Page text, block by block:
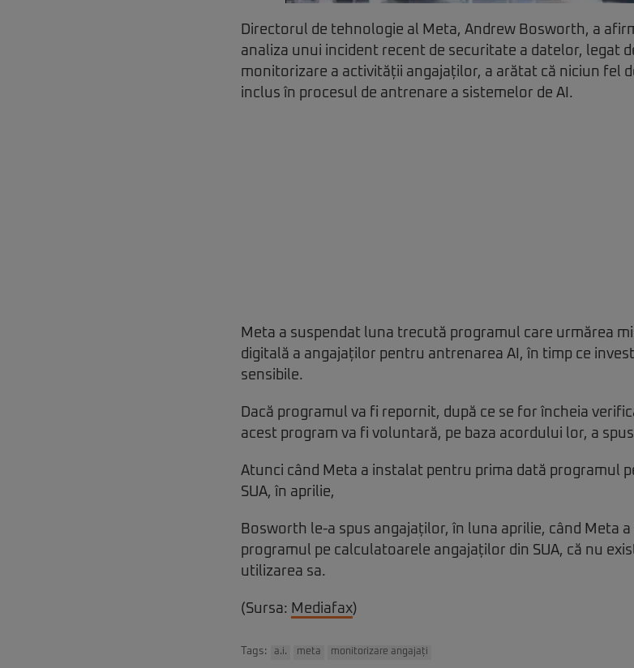
Directorul de tehnologie al Meta, Andrew Bosworth, a
analiza unui incident recent de securitate a datelor, legat
monitorizare a activității angajaților, a arătat că niciun fel
inclus în procesul de antrenare a sistemelor de AI.
Meta a suspendat luna trecută programul care urmărea
digitală a angajaților pentru antrenarea AI, în timp ce
sensibile.
Dacă programul va fi repornit, după ce se for încheia
acest program va fi voluntară, pe baza acordului lor, a
Atunci când Meta a instalat pentru prima dată programul
SUA, în aprilie,
Bosworth le-a spus angajaților, în luna aprilie, când Meta
programul pe calculatoarele angajaților din SUA, că nu
utilizarea sa.
(Sursa: Mediafax)
Tags: a.i. meta monitorizare angajați